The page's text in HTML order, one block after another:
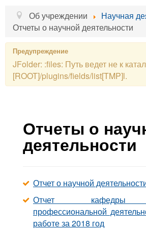
Главная
Об учреждении
Новости
Образовательные услуги
Контакты
Блог
Об учреждении
Научная
Отчеты о научной деятельности
Предупреждение
JFolder: :files: Путь ведет не к
[ROOT]/plugins/fields/list[TMP]l.
Отчеты о
деятельности
Отчет о научной
Отчет кафедры
профессиональной
работе за 2018 год